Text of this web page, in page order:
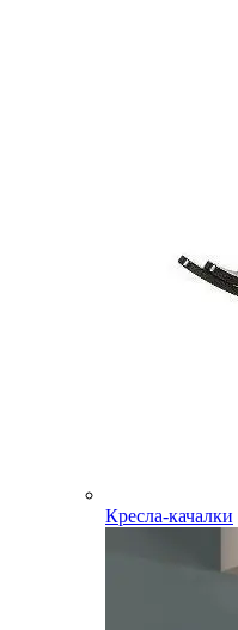
Кресла-качалки